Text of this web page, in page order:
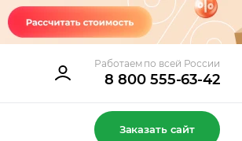
Работаем по всей России
8 800 555-63-42
Заказать сайт